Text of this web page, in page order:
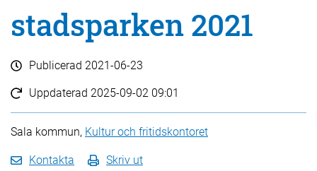
stadsparken 2021
Publicerad 2021-06-23
Uppdaterad 2025-09-02 09:01
Sala kommun, Kultur och fritidskontoret
Kontakta Skriv ut